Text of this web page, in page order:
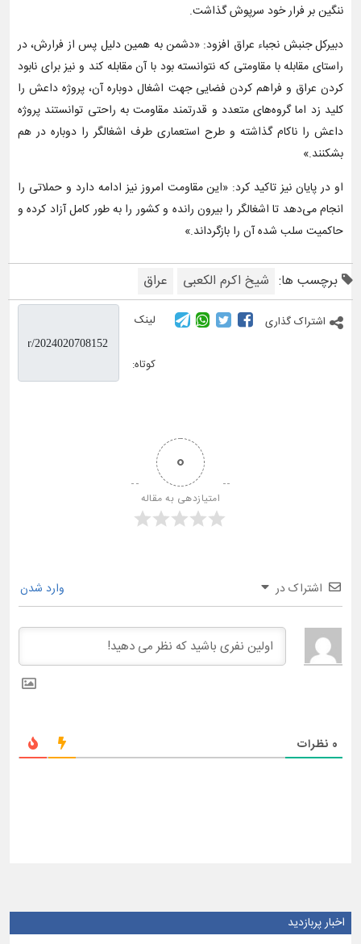
ننگین بر فرار خود سرپوش گذاشت.
دبیرکل جنبش نجباء عراق افزود: «دشمن به همین دلیل پس از فرارش، در
راستای مقابله با مقاومتی که نتوانسته بود با آن مقابله کند و نیز برای نابود
کردن عراق و فراهم کردن فضایی جهت اشغال دوباره آن، پروژه داعش را
کلید زد اما گروه‌های متعدد و قدرتمند مقاومت به راحتی توانستند پروژه
داعش را ناکام گذاشته و طرح استعماری طرف اشغالگر را دوباره در هم
بشکنند.»
او در پایان نیز تاکید کرد: «این مقاومت امروز نیز ادامه دارد و حملاتی را
انجام می‌دهد تا اشغالگر را بیرون رانده و کشور را به طور کامل آزاد کرده و
حاکمیت سلب شده آن را بازگرداند.»
برچسب ها: شیخ اکرم الکعبی عراق
اشتراک گذاری لینک
کوتاه:
0
امتیازدهی به مقاله
اشتراک در وارد شدن
0 نظرات
اخبار پربازدید